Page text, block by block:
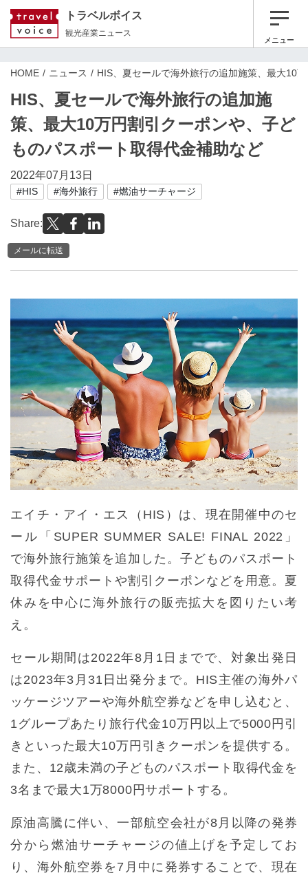
トラベルボイス
観光産業ニュース
メニュー
HOME ニュース HIS、夏セールで海外旅行の追加施策、最大10
HIS、夏セールで海外旅行の追加施
策、最大10万円割引クーポンや、子ど
ものパスポート取得代金補助など
2022年07月13日
#HIS #海外旅行 #燃油サーチャージ
Share:
メールに転送
エイチ・アイ・エス（HIS）は、現在開催中のセ
ール「SUPER SUMMER SALE! FINAL 2022」
で海外旅行施策を追加した。子どものパスポート
取得代金サポートや割引クーポンなどを用意。夏
休みを中心に海外旅行の販売拡大を図りたい考
え。
セール期間は2022年8月1日までで、対象出発日
は2023年3月31日出発分まで。HIS主催の海外パ
ッケージツアーや海外航空券などを申し込むと、
1グループあたり旅行代金10万円以上で5000円引
きといった最大10万円引きクーポンを提供する。
また、12歳未満の子どものパスポート取得代金を
3名まで最大1万8000円サポートする。
原油高騰に伴い、一部航空会社が8月以降の発券
分から燃油サーチャージの値上げを予定してお
り、海外航空券を7月中に発券することで、現在